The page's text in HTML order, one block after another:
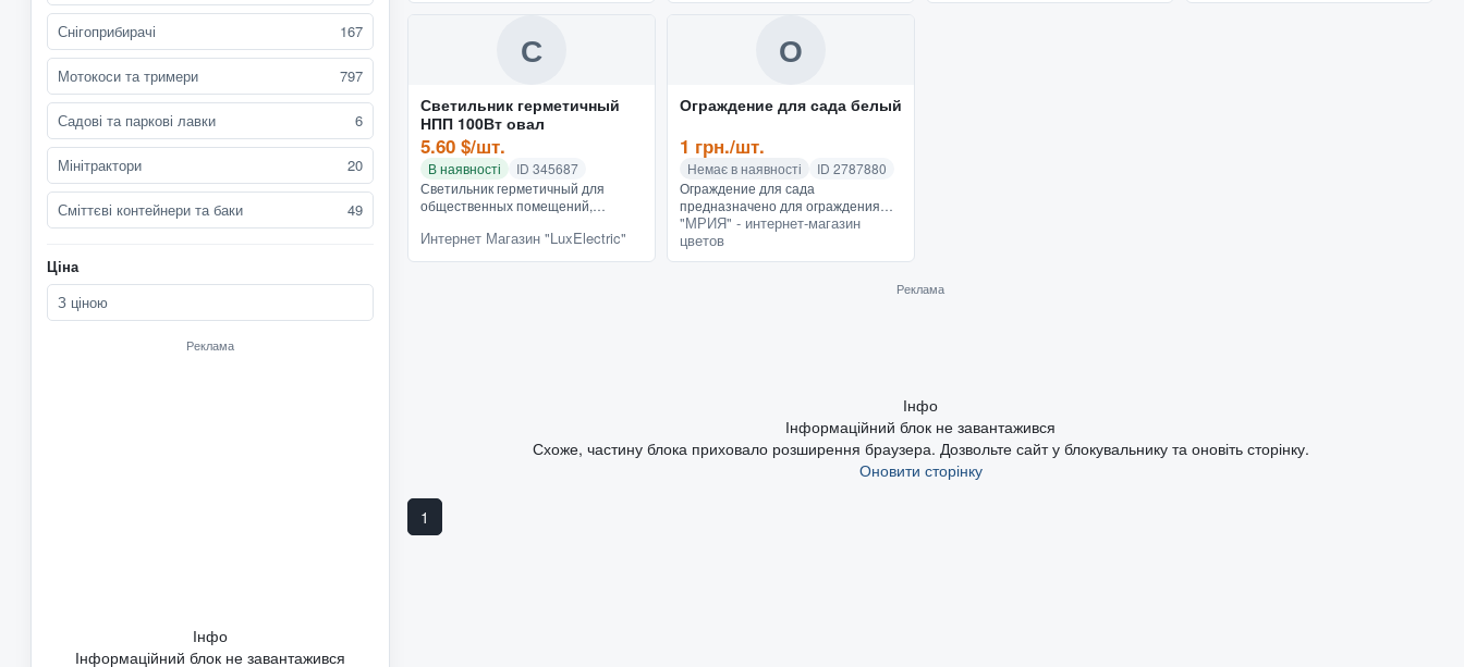
Снігоприбирачі 167
Мотокоси та тримери 797
Садові та паркові лавки 6
Мінітрактори 20
Сміттєві контейнери та баки 49
Ціна
З ціною
Реклама
Інфо
Інформаційний блок не завантажився
С
Светильник герметичный
НПП 100Вт овал
5.60 $/шт.
В наявності
ID 345687
Светильник герметичный для
общественных помещений,
внутреннего, бани и сауны.
Защищен от пыли и влаги. IP54,
Интернет Магазин "LuxElectric"
О
Ограждение для сада белый
1 грн./шт.
Немає в наявності
ID 2787880
Ограждение для сада
предназначено для ограждения
цветочных клумб или газонов. В
набор входит семь частей
ограждения. что крепятся между
"МРИЯ" - интернет-магазин
цветов
Реклама
Інфо
Інформаційний блок не завантажився
Схоже, частину блока приховало розширення браузера. Дозвольте сайт у блокувальнику та оновіть сторінку.
Оновити сторінку
1